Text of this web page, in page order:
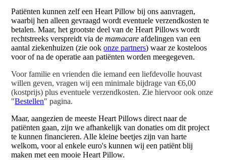
Patiënten kunnen zelf een Heart Pillow bij ons aanvragen,
waarbij hen alleen gevraagd wordt eventuele verzendkosten te
betalen. Maar, het grootste deel van de Heart Pillows wordt
rechtstreeks verspreidt via demamacare afdelingen van een
aantal ziekenhuizen (zie ookonze partners) waar ze kosteloos
voor of na de operatie aan patiënten worden meegegeven.
Voor familie en vrienden die iemand een liefdevolle houvast
willen geven, vragen wij een minimale bijdrage van €6,00
(kostprijs) plus eventuele verzendkosten. Zie hiervoor ook onze
"Bestellen" pagina.
Maar, aangezien de meeste Heart Pillows direct naar de
patiënten gaan, zijn we afhankelijk van donaties om dit project
te kunnen financieren. Alle kleine beetjes zijn van harte
welkom, voor al enkele euro's kunnen wij een patiënt blij
maken met een mooie Heart Pillow.